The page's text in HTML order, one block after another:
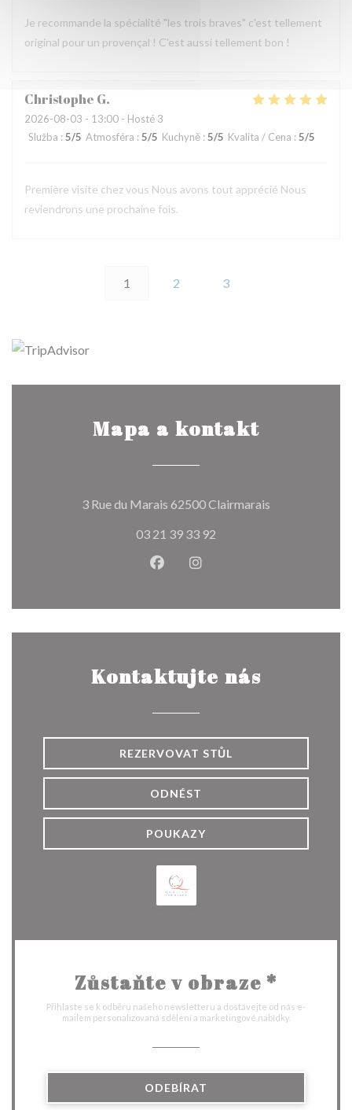
Je recommande la spécialité "les trois braves" c'est tellement
original pour un provençal ! C'est aussi tellement bon !
Christophe G
2026-08-03 - 13:00 - Hosté 3
Služba : 5/5 Atmosféra : 5/5 Kuchyně : 5/5 Kvalita / Cena : 5/5
Première visite chez vous Nous avons tout apprécié Nous
reviendrons une prochaine fois.
1 2 3
Mapa a kontakt
3 Rue du Marais 62500 Clairmarais
03 21 39 33 92
Facebook ((otevře se v novém
Instagram ((otevře se v
Kontaktujte nás
REZERVOVAT STŮL
ODNÉST
POUKAZY
Zůstaňte v obraze *
Přihlaste se k odběru našeho newsletteru a dostávejte od nás e-
mailem personalizovaná sdělení a marketingové nabídky.
ODEBÍRAT